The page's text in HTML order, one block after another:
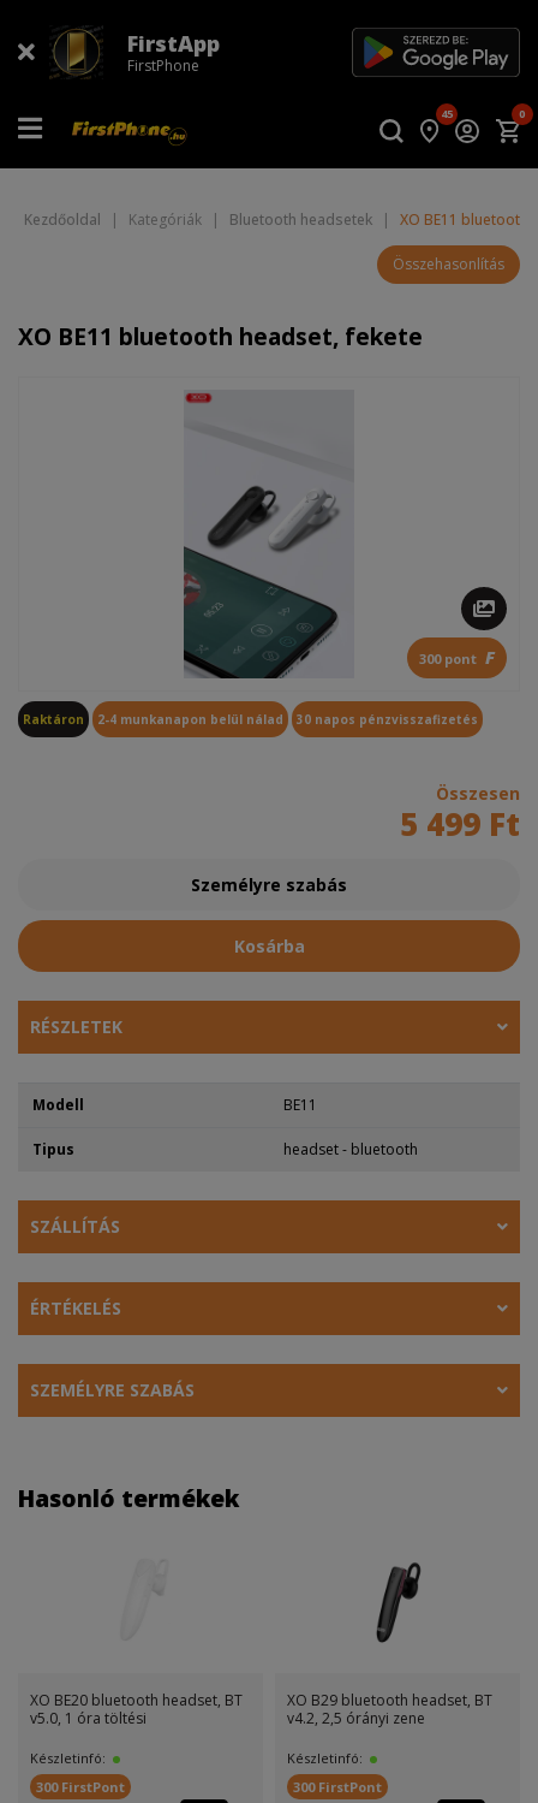
FirstApp
FirstPhone
45 0
Kezdőoldal | Kategóriák | Bluetooth headsetek | XO BE11 bluetooth
Összehasonlítás
XO BE11 bluetooth headset, fekete
300 pont F
Raktáron 2-4 munkanapon belül nálad 30 napos pénzvisszafizetés
Összesen
5 499 Ft
Személyre szabás
Kosárba
RÉSZLETEK
Modell BE11
Tipus headset - bluetooth
SZÁLLÍTÁS
ÉRTÉKELÉS
SZEMÉLYRE SZABÁS
Hasonló termékek
XO BE20 bluetooth headset, BT
v5.0, 1 óra töltési
Készletinfó:
300 FirstPont
XO B29 bluetooth headset, BT
v4.2, 2,5 órányi zene
Készletinfó:
300 FirstPont